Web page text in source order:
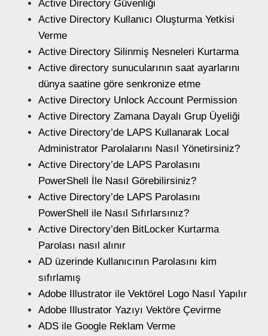
Active Directory Güvenliği
Active Directory Kullanıcı Oluşturma Yetkisi
Verme
Active Directory Silinmiş Nesneleri Kurtarma
Active directory sunucularının saat ayarlarını
dünya saatine göre senkronize etme
Active Directory Unlock Account Permission
Active Directory Zamana Dayalı Grup Üyeliği
Active Directory’de LAPS Kullanarak Local
Administrator Parolalarını Nasıl Yönetirsiniz?
Active Directory’de LAPS Parolasını
PowerShell İle Nasıl Görebilirsiniz?
Active Directory’de LAPS Parolasını
PowerShell ile Nasıl Sıfırlarsınız?
Active Directory’den BitLocker Kurtarma
Parolası nasıl alınır
AD üzerinde Kullanıcının Parolasını kim
sıfırlamış
Adobe Illustrator ile Vektörel Logo Nasıl Yapılır
Adobe Illustrator Yazıyı Vektöre Çevirme
ADS ile Google Reklam Verme